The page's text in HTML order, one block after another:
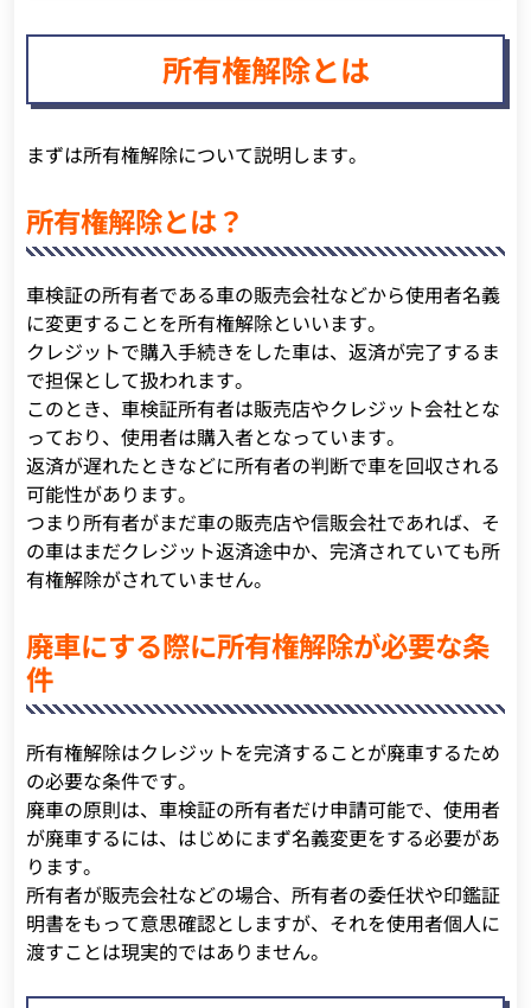
所有権解除とは
まずは所有権解除について説明します。
所有権解除とは？
車検証の所有者である車の販売会社などから使用者名義
に変更することを所有権解除といいます。
クレジットで購入手続きをした車は、返済が完了するま
で担保として扱われます。
このとき、車検証所有者は販売店やクレジット会社とな
っており、使用者は購入者となっています。
返済が遅れたときなどに所有者の判断で車を回収される
可能性があります。
つまり所有者がまだ車の販売店や信販会社であれば、そ
の車はまだクレジット返済途中か、完済されていても所
有権解除がされていません。
廃車にする際に所有権解除が必要な条
件
所有権解除はクレジットを完済することが廃車するため
の必要な条件です。
廃車の原則は、車検証の所有者だけ申請可能で、使用者
が廃車するには、はじめにまず名義変更をする必要があ
ります。
所有者が販売会社などの場合、所有者の委任状や印鑑証
明書をもって意思確認としますが、それを使用者個人に
渡すことは現実的ではありません。